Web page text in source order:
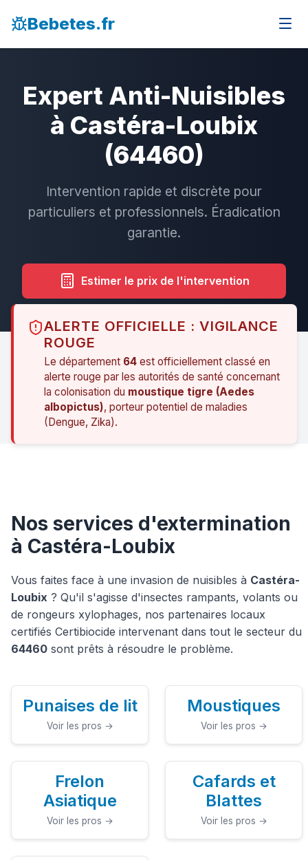
Bebetes.fr
Expert Anti-Nuisibles
à Castéra-Loubix
(64460)
Intervention rapide et discrète pour
particuliers et professionnels. Éradication
garantie.
Estimer le prix de l'intervention
ALERTE OFFICIELLE : VIGILANCE
ROUGE
Le département 64 est officiellement classé en
alerte rouge par les autorités de santé concernant
la colonisation du moustique tigre (Aedes
albopictus), porteur potentiel de maladies
(Dengue, Zika).
Nos services d'extermination
à Castéra-Loubix
Vous faites face à une invasion de nuisibles à Castéra-
Loubix ? Qu'il s'agisse d'insectes rampants, volants ou
de rongeurs xylophages, nos partenaires locaux
certifiés Certibiocide intervenant dans tout le secteur du
64460 sont prêts à résoudre le problème.
Punaises de lit
Voir les pros →
Moustiques
Voir les pros →
Frelon
Asiatique
Voir les pros →
Cafards et
Blattes
Voir les pros →